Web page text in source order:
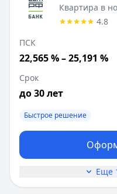
Квартира в
4.8
ПСК
22,565 % – 25,191 %
Срок
до 30 лет
Быстрое решение
Еще